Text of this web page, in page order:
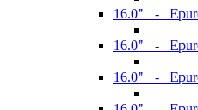
16.0" -
16.0" -
16.0" -